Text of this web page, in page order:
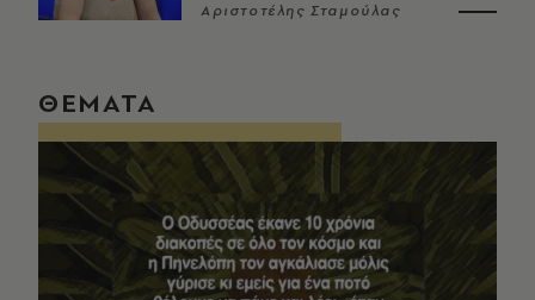
Αριστοτέλης Σταμούλας
ΘΕΜΑΤΑ